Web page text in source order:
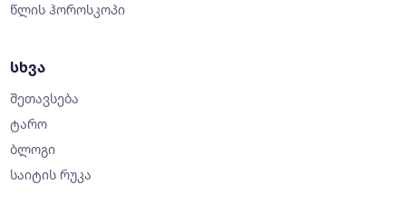
წლის ჰოროსკოპი
სხვა
შეთავსება
ტარო
ბლოგი
საიტის რუკა